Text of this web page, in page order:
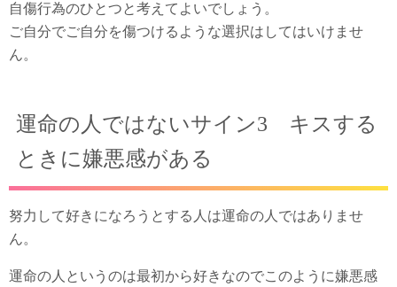
自傷行為のひとつと考えてよいでしょう。
ご自分でご自分を傷つけるような選択はしてはいけませ
ん。
運命の人ではないサイン3 キスする
ときに嫌悪感がある
努力して好きになろうとする人は運命の人ではありませ
ん。
運命の人というのは最初から好きなのでこのように嫌悪感